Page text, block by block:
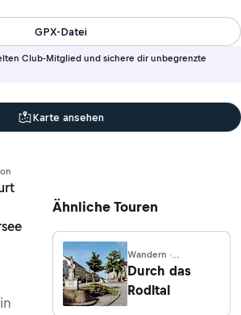
Club-Mitglied und sichere dir unbegrenzte
GPX-Datei
Karte ansehen
Ähnliche Touren
Wandern ·
Oberösterreich
Durch das
Rodltal